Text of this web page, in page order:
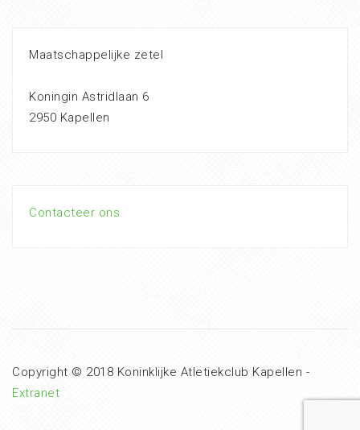
Maatschappelijke zetel
Koningin Astridlaan 6
2950 Kapellen
Contacteer ons
Copyright © 2018 Koninklijke Atletiekclub Kapellen -
Extranet